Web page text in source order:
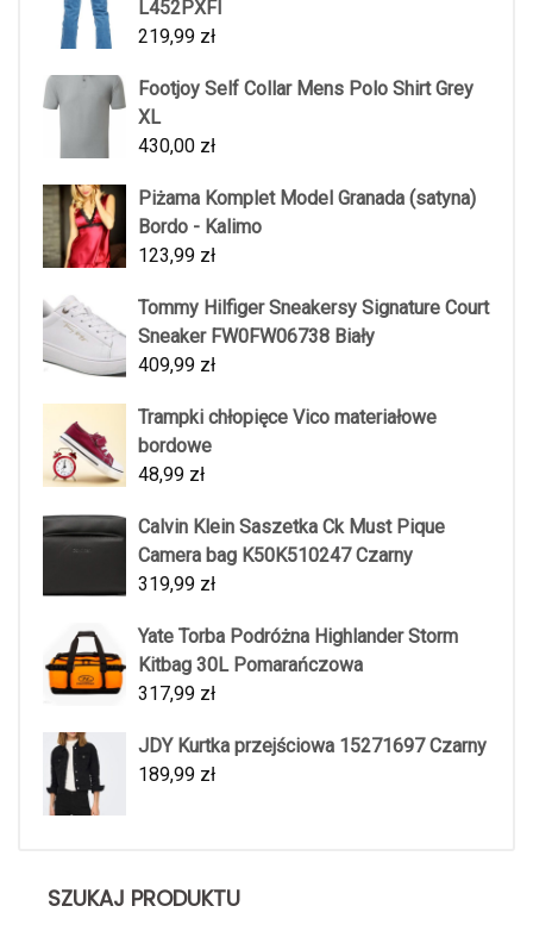
L452PXFI
219,99 zł
Footjoy Self Collar Mens Polo Shirt Grey
XL
430,00 zł
Piżama Komplet Model Granada (satyna)
Bordo - Kalimo
123,99 zł
Tommy Hilfiger Sneakersy Signature Court
Sneaker FW0FW06738 Biały
409,99 zł
Trampki chłopięce Vico materiałowe
bordowe
48,99 zł
Calvin Klein Saszetka Ck Must Pique
Camera bag K50K510247 Czarny
319,99 zł
Yate Torba Podróżna Highlander Storm
Kitbag 30L Pomarańczowa
317,99 zł
JDY Kurtka przejściowa 15271697 Czarny
189,99 zł
SZUKAJ PRODUKTU